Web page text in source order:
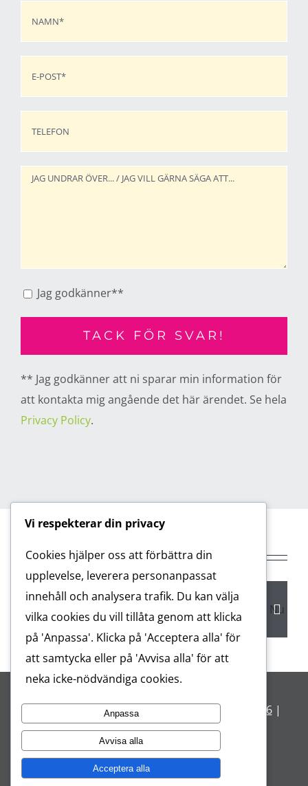
Jag godkänner**
** Jag godkänner att ni sparar min information för
att kontakta mig angående det här ärendet. Se hela
Privacy Policy.
Relaterade inlägg
© Copyright 2001 -2026 Lidali AB | 08 28 48 96|
hej@lidali.com|Privacy Policy
InstagramLinkedInLinkedIn
Vi respekterar din privacy
Cookies hjälper oss att förbättra din
upplevelse, leverera personanpassat
innehåll och analysera trafik. Du kan välja
vilka cookies du vill tillåta genom att klicka
på 'Anpassa'. Klicka på 'Acceptera alla' för
att samtycka eller på 'Avvisa alla' för att
neka icke-nödvändiga cookies.
Anpassa
Avvisa alla
Acceptera alla